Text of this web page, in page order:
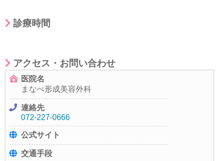
診療時間
アクセス・お問い合わせ
医院名
まなべ形成美容外科
連絡先
072-227-0666
公式サイト
交通手段